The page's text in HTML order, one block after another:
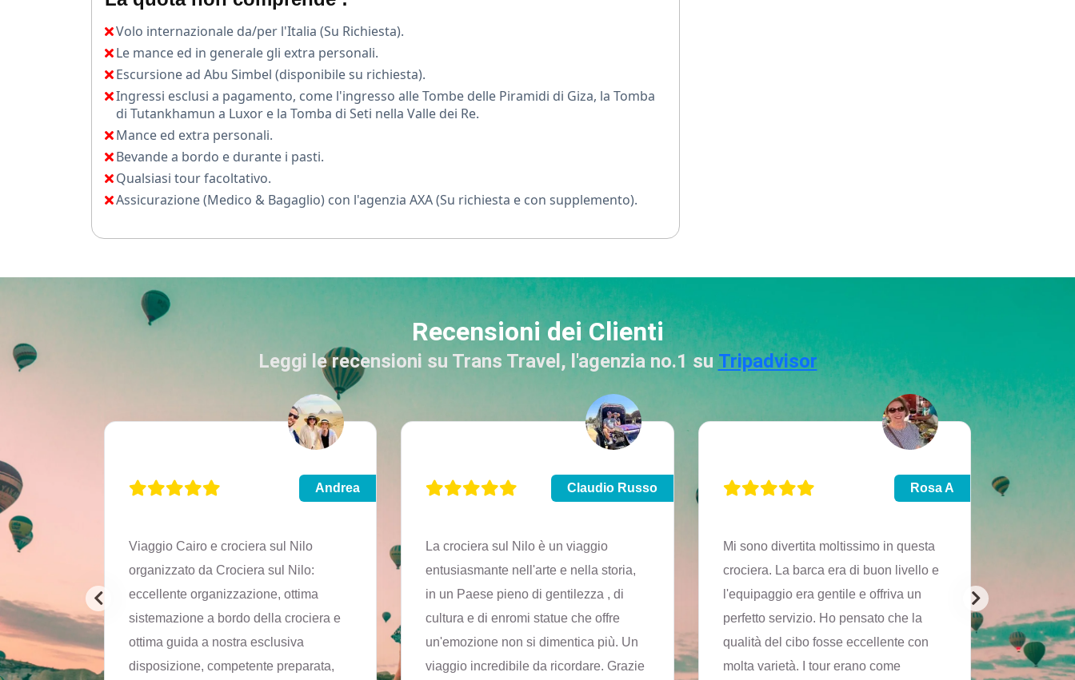
navigazione sul Nilo e relax sul mare, per un’esperienza davvero indimenticabile.
Volo internazionale da/per l'Italia (Su Richiesta).
Le mance ed in generale gli extra personali.
Escursione ad Abu Simbel (disponibile su richiesta).
Ingressi esclusi a pagamento, come l'ingresso alle Tombe delle Piramidi di Giza, la Tomba
di Tutankhamun a Luxor e la Tomba di Seti nella Valle dei Re.
Mance ed extra personali.
Bevande a bordo e durante i pasti.
Qualsiasi tour facoltativo.
Assicurazione (Medico & Bagaglio) con l'agenzia AXA (Su richiesta e con supplemento).
Recensioni dei Clienti
Leggi le recensioni su Trans Travel, l'agenzia no.1 su Tripadvisor
Martina Andrea
Viaggio Cairo e crociera sul Nilo
organizzato da Crociera sul Nilo:
eccellente organizzazione, ottima
sistemazione a bordo della crociera e
ottima guida a nostra esclusiva
disposizione, competente preparata,
Claudio Russo
La crociera sul Nilo è un viaggio
entusiasmante nell'arte e nella storia,
in un Paese pieno di gentilezza , di
cultura e di enromi statue che offre
un'emozione non si dimentica più. Un
viaggio incredibile da ricordare. Grazie
Rosa A
Mi sono divertita moltissimo in questa
crociera. La barca era di buon livello e
l'equipaggio era gentile e offriva un
perfetto servizio. Ho pensato che la
qualità del cibo fosse eccellente con
molta varietà. I tour erano come
crociera,
Grazie!